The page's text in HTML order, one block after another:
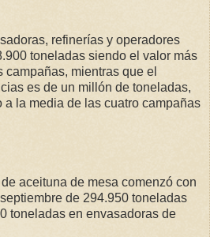
refinerías y operadores
toneladas siendo el valor más
mientras que el
es de un millón de toneladas,
a la media de las cuatro campañas
aceituna de mesa comenzó con
de 294.950 toneladas
toneladas en envasadoras de